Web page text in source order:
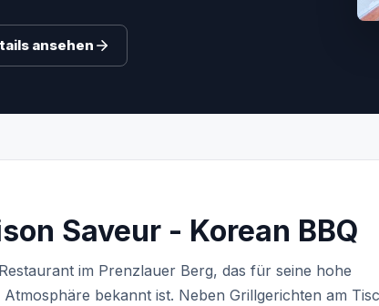
ansehen
Saveur - Korean BBQ
im Prenzlauer Berg, das für seine hohe
bekannt ist. Neben Grillgerichten am